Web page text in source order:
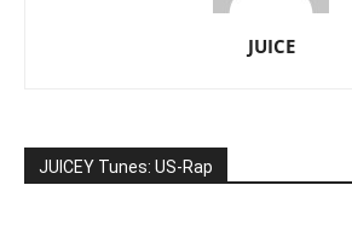
JUICE
JUICEY Tunes: US-Rap